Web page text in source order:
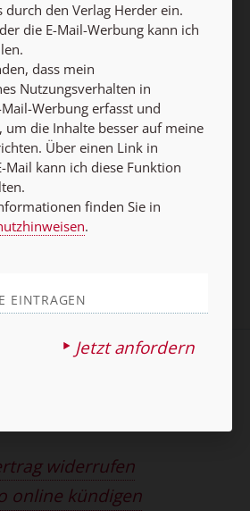
Über einen Link in
kann ich diese Funktion jederzeit
finden Sie in unseren
.
widerrufen
online kündigen
durch den Verlag Herder ein.
die E-Mail-Werbung kann ich
dass mein
Nutzungsverhalten in
Werbung erfasst und
um die Inhalte besser auf meine
Über einen Link in
Mail kann ich diese Funktion
finden Sie in
.
Jetzt anfordern